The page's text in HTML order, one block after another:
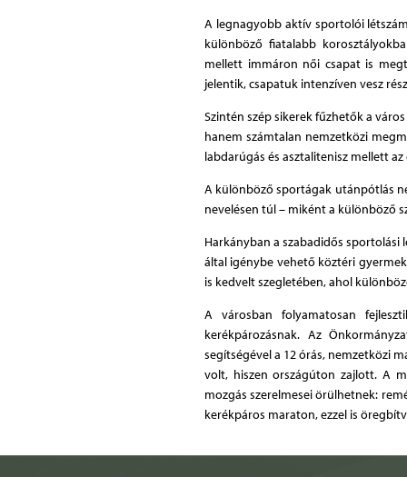
A legnagyobb aktív sportolói
különböző fiatalabb
mellett immáron női csapat is
jelentik, csapatuk intenzíven vesz
Szintén szép sikerek fűzhetők a
hanem számtalan nemzetközi
labdarúgás és asztalitenisz mellett
A különböző sportágak utánpótlás
nevelésen túl – miként a különböző
Harkányban a szabadidős sportolási
által igénybe vehető köztéri
is kedvelt szegletében, ahol
A városban folyamatosan
kerékpározásnak. Az
segítségével a 12 órás, nemzetközi
volt, hiszen országúton zajlott. A
mozgás szerelmesei örülhetnek:
kerékpáros maraton, ezzel is